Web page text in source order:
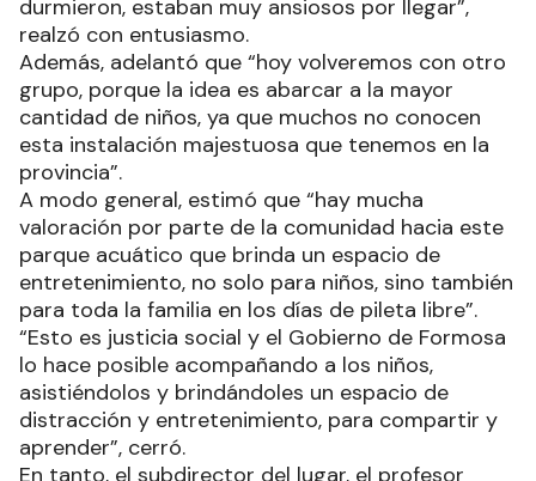
Mojón de Fierro y colonia Dalmacia.
La ministra de la Comunidad, licenciada Gloria
Giménez, acompañó a la actividad y señaló que
“se observa la felicidad de los niños al disfrutar
del parque acuático, de este acto de amor que
nos da el modelo formoseño”, sosteniendo que
es “el único en todo el país y por eso lo
valoramos y cuidamos”.
“Las mamás de los niños de la delegación de
Mojón de Fierro me contaron que sus hijos no
durmieron, estaban muy ansiosos por llegar”,
realzó con entusiasmo.
Además, adelantó que “hoy volveremos con otro
grupo, porque la idea es abarcar a la mayor
cantidad de niños, ya que muchos no conocen
esta instalación majestuosa que tenemos en la
provincia”.